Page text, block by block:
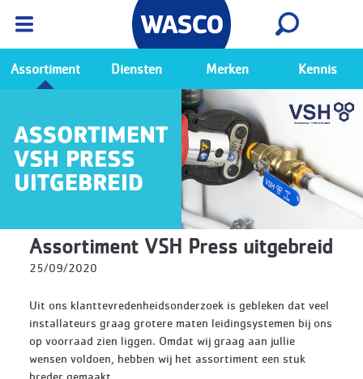
Ga naar de Wasco app
Bekijk
Assortiment Diensten Merken Kennis
Assortiment VSH Press uitgebreid
25/09/2020
Uit ons klanttevredenheidsonderzoek is gebleken dat veel
installateurs graag grotere maten leidingsystemen bij ons
op voorraad zien liggen. Omdat wij graag aan jullie
wensen voldoen, hebben wij het assortiment een stuk